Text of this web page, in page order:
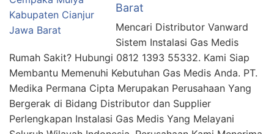
Barat
Mencari Distributor Vanward
Sistem Instalasi Gas Medis
Rumah Sakit? Hubungi 0812 1393 55332. Kami Siap
Membantu Memenuhi Kebutuhan Gas Medis Anda. PT.
Medika Permana Cipta Merupakan Perusahaan Yang
Bergerak di Bidang Distributor dan Supplier
Perlengkapan Instalasi Gas Medis Yang Melayani